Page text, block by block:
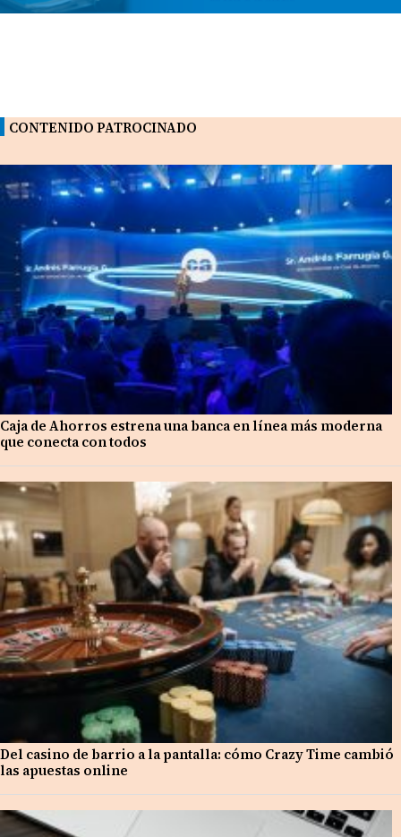
CONTENIDO PATROCINADO
Caja de Ahorros estrena una banca en línea más moderna
que conecta con todos
Del casino de barrio a la pantalla: cómo Crazy Time cambió
las apuestas online